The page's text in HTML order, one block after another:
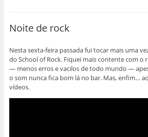
Noite de rock
Nesta sexta-feira passada fui tocar mais uma
do School of Rock. Fiquei mais contente com o
— menos erros e vacilos de todo mundo —
o som nunca fica bom lá no bar. Mas, enfim…
vídeos.